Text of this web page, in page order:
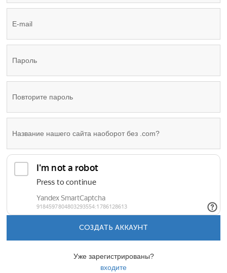
СОЗДАТЬ АККАУНТ
Уже зарегистрированы?
входите